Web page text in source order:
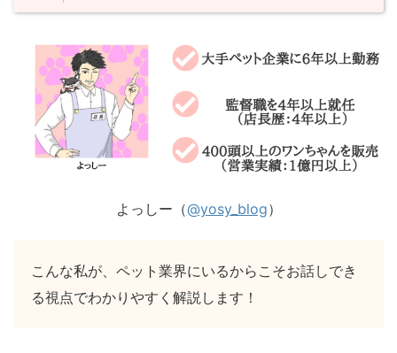
よっしー（@yosy_blog）
こんな私が、ペット業界にいるからこそお話しでき
る視点でわかりやすく解説します！